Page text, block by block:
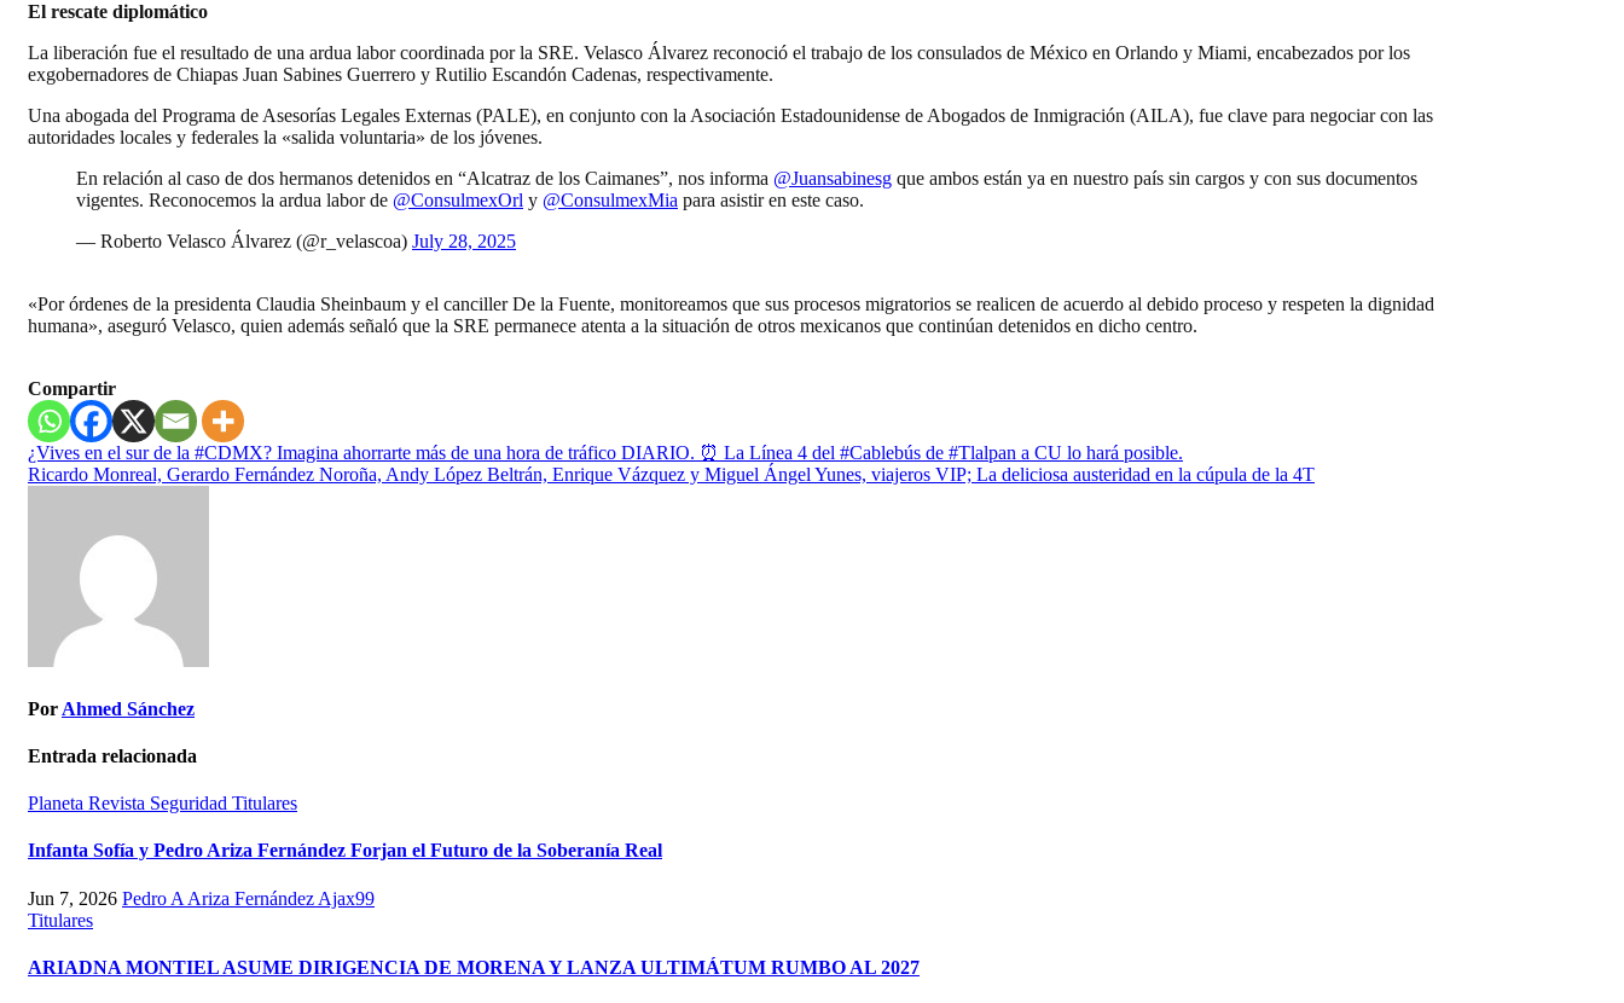
El rescate diplomático
La liberación fue el resultado de una ardua labor coordinada por la SRE. Velasco Álvarez reconoció el trabajo de los consulados de México en Orlando y Miami, encabezados por los
exgobernadores de Chiapas Juan Sabines Guerrero y Rutilio Escandón Cadenas, respectivamente.
Una abogada del Programa de Asesorías Legales Externas (PALE), en conjunto con la Asociación Estadounidense de Abogados de Inmigración (AILA), fue clave para negociar con las
autoridades locales y federales la «salida voluntaria» de los jóvenes.
En relación al caso de dos hermanos detenidos en “Alcatraz de los Caimanes”, nos informa @Juansabinesg que ambos están ya en nuestro país sin cargos y con sus documentos
vigentes. Reconocemos la ardua labor de @ConsulmexOrl y @ConsulmexMia para asistir en este caso.
— Roberto Velasco Álvarez (@r_velascoa) July 28, 2025
«Por órdenes de la presidenta Claudia Sheinbaum y el canciller De la Fuente, monitoreamos que sus procesos migratorios se realicen de acuerdo al debido proceso y respeten la dignidad
humana», aseguró Velasco, quien además señaló que la SRE permanece atenta a la situación de otros mexicanos que continúan detenidos en dicho centro.
Compartir
Navegación
de
¿Vives en el sur de la #CDMX? Imagina ahorrarte más de una hora de tráfico DIARIO. ⏰ La Línea 4 del #Cablebús de #Tlalpan a CU lo hará posible.
Ricardo Monreal, Gerardo Fernández Noroña, Andy López Beltrán, Enrique Vázquez y Miguel Ángel Yunes, viajeros VIP; La deliciosa austeridad en la cúpula de la 4T
Por Ahmed Sánchez
Entrada relacionada
Planeta Revista Seguridad Titulares
Infanta Sofía y Pedro Ariza Fernández Forjan el Futuro de la Soberanía Real
Jun 7, 2026 Pedro A Ariza Fernández Ajax99
Titulares
ARIADNA MONTIEL ASUME DIRIGENCIA DE MORENA Y LANZA ULTIMÁTUM RUMBO AL 2027